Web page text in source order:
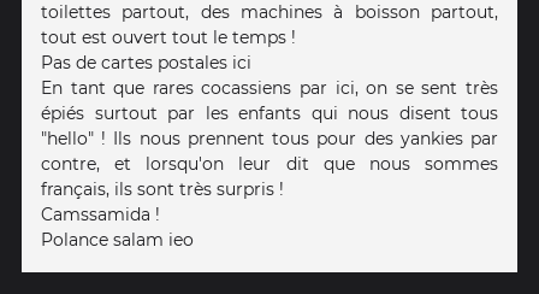
toilettes partout, des machines à boisson partout,
tout est ouvert tout le temps !
Pas de cartes postales ici
En tant que rares cocassiens par ici, on se sent très
épiés surtout par les enfants qui nous disent tous
"hello" ! Ils nous prennent tous pour des yankies par
contre, et lorsqu'on leur dit que nous sommes
français, ils sont très surpris !
Camssamida !
Polance salam ieo